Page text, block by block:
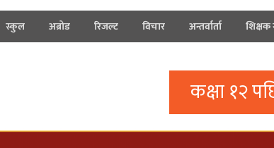
स्कुल अब्रोड रिजल्ट विचार अन्तर्वार्ता
कक्षा १२